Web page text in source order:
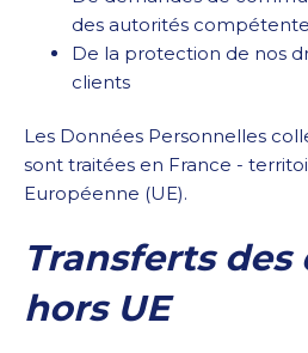
des autorités
De la protection de nos
clients
Les Données Personnelles
sont traitées en France -
Européenne (UE).
Transferts des
hors UE